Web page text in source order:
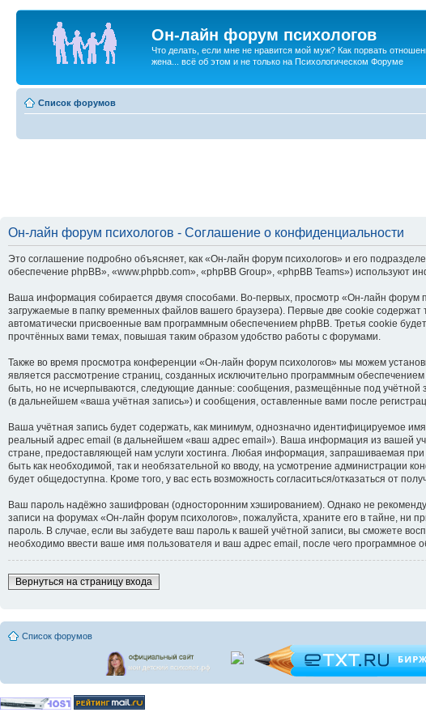
Он-лайн форум психологов
Что делать, если мне не нравится мой муж? Как порвать
жена... всё об этом и не только на Психологическом Форуме
Список форумов
Он-лайн форум психологов - Соглашение о конфиденциальности
Это соглашение подробно объясняет, как «Он-лайн форум психологов» и его
обеспечение phpBB», «www.phpbb.com», «phpBB Group», «phpBB Teams»)
Ваша информация собирается двумя способами. Во-первых, просмотр «Он-лайн форум
загружаемые в папку временных файлов вашего браузера). Первые две cookie
автоматически присвоенные вам программным обеспечением phpBB. Третья cookie
прочтённых вами темах, повышая таким образом удобство работы с форумами.
Также во время просмотра конференции «Он-лайн форум психологов» мы можем
является рассмотрение страниц, созданных исключительно программным
быть, но не исчерпываются, следующие данные: сообщения, размещённые под
(в дальнейшем «ваша учётная запись») и сообщения, оставленные вами после
Ваша учётная запись будет содержать, как минимум, однозначно идентифицируемое
реальный адрес email (в дальнейшем «ваш адрес email»). Ваша информация из вашей
стране, предоставляющей нам услуги хостинга. Любая информация, запрашиваемая
быть как необходимой, так и необязательной ко вводу, на усмотрение администрации
будет общедоступна. Кроме того, у вас есть возможность согласиться/отказаться от
Ваш пароль надёжно зашифрован (односторонним хэшированием). Однако не
записи на форумах «Он-лайн форум психологов», пожалуйста, храните его в тайне, ни
пароль. В случае, если вы забудете ваш пароль к вашей учётной записи, вы сможете
необходимо ввести ваше имя пользователя и ваш адрес email, после чего программное
Вернуться на страницу входа
Список форумов